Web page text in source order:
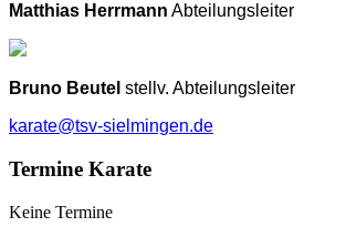
Matthias Herrmann Abteilungsleiter
Bruno Beutel stellv. Abteilungsleiter
karate@tsv-sielmingen.de
Termine Karate
Keine Termine